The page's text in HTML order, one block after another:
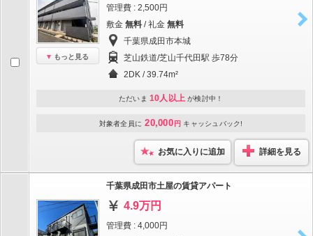
もっと見る
管理費 : 2,500円
敷金 無料 / 礼金 無料
千葉県成田市本城
芝山鉄道/芝山千代田駅 歩78分
2DK / 39.74m²
ただいま 10人以上 が検討中！
対象者全員に 20,000 円 キャッシュバック!
お気に入りに追加 詳細を見る
千葉県成田市土屋の賃貸アパート
4.9万円
管理費 : 4,000円